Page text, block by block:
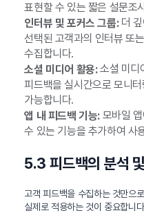
표현할 수 있는 짧은 설문조
인터뷰 및 포커스 그룹:더 깊
선택된 고객과의 인터뷰 또
수집합니다.
소셜 미디어 활용:소셜 미디
피드백을 실시간으로 모니터
가능합니다.
앱 내 피드백 기능:모바일 앱
수 있는 기능을 추가하여 사
5.3 피드백의 분석
고객 피드백을 수집하는 것만으
실제로 적용하는 것이 중요합니